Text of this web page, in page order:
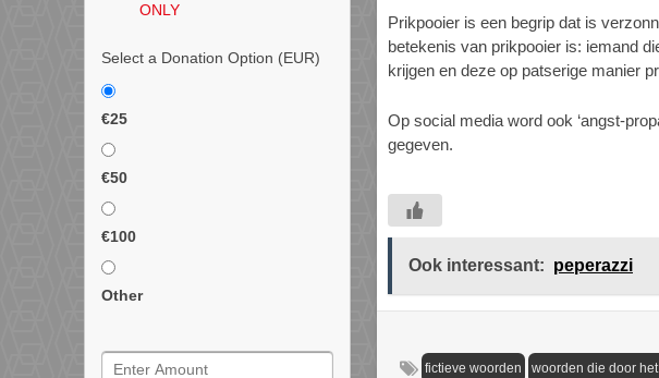
ONLY
Select a Donation Option (EUR)
€25
€50
€100
Other
Prikpooier is een begrip dat is
betekenis van prikpooier is: iemand
krijgen en deze op patserige manier
Op social media word ook ‘angst-
gegeven.
Ook interessant: peperazzi
fictieve woorden woorden die door